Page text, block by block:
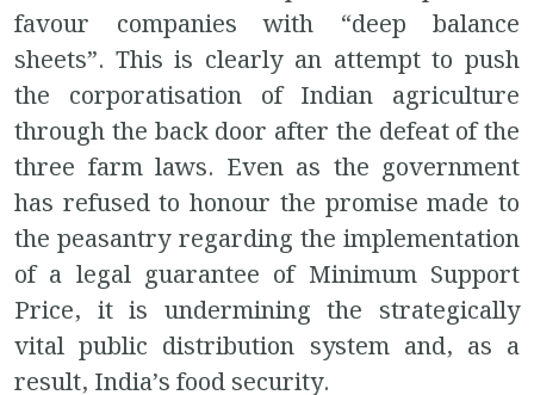
favour companies with “deep balance
sheets”. This is clearly an attempt to push
the corporatisation of Indian agriculture
through the back door after the defeat of the
three farm laws. Even as the government
has refused to honour the promise made to
the peasantry regarding the implementation
of a legal guarantee of Minimum Support
Price, it is undermining the strategically
vital public distribution system and, as a
result, India’s food security.